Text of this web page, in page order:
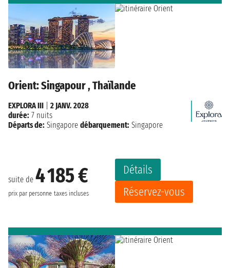
Orient: Singapour , Thaïlande
suite de 4 185 €
prix par personne taxes incluses
Détails
Réservez-vous
EXPLORA III
2 JANV. 2028
durée: 7 nuits
Départs de: Singapore débarquement: Singapore